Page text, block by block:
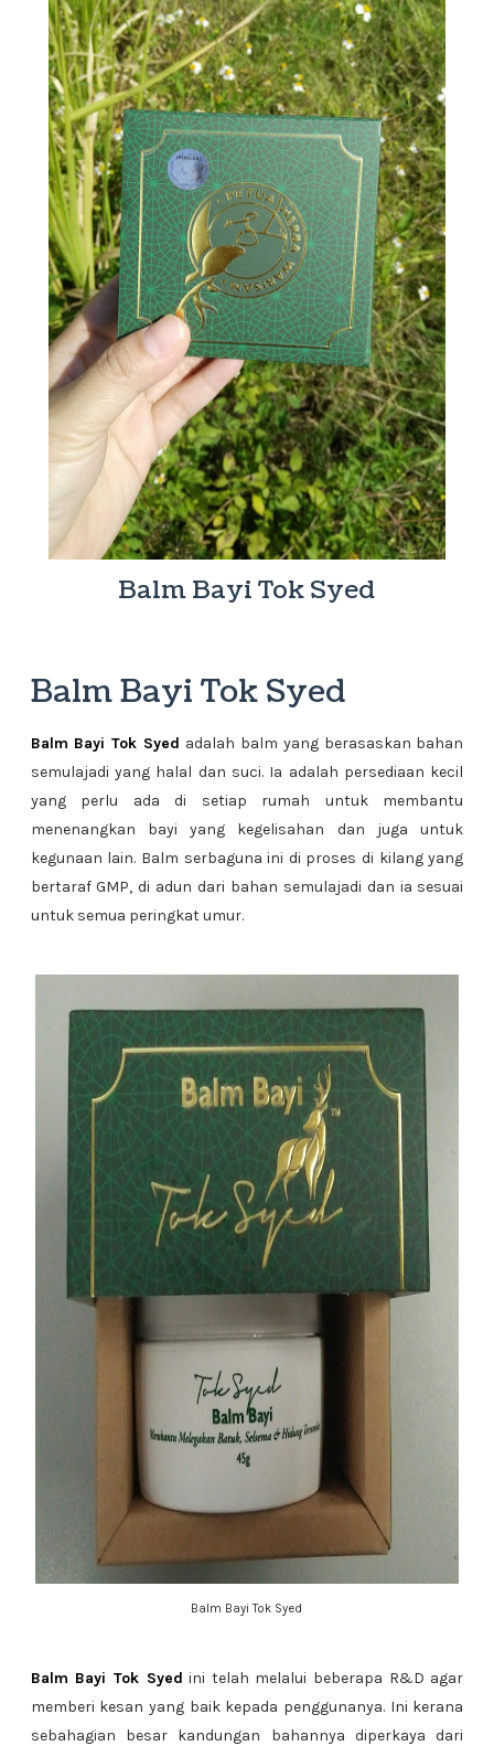
Balm Bayi Tok Syed
Balm Bayi Tok Syed
Balm Bayi Tok Syed adalah balm yang berasaskan bahan
semulajadi yang halal dan suci. Ia adalah persediaan kecil
yang perlu ada di setiap rumah untuk membantu
menenangkan bayi yang kegelisahan dan juga untuk
kegunaan lain. Balm serbaguna ini di proses di kilang yang
bertaraf GMP, di adun dari bahan semulajadi dan ia sesuai
untuk semua peringkat umur.
Balm Bayi Tok Syed
Balm Bayi Tok Syed ini telah melalui beberapa R&D agar
memberi kesan yang baik kepada penggunanya. Ini kerana
sebahagian besar kandungan bahannya diperkaya dari